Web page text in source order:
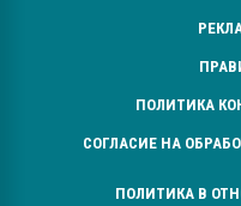
ПОЛИТИКА
СОГЛАСИЕ НА
ПОЛИТИКА В